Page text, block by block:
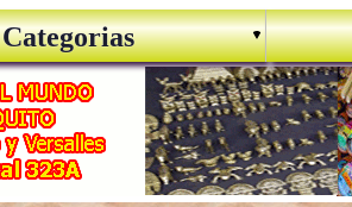
Categorias